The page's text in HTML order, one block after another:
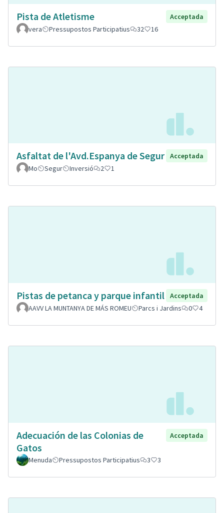
Pista de Atletisme
Acceptada
vera
Pressupostos Participatius 32 16
Asfaltat de l'Avd.Espanya de Segur
Acceptada
Mo
Segur Inversió 2 1
Pistas de petanca y parque infantil
Acceptada
AAVV LA MUNTANYA DE MÁS ROMEU
Parcs i Jardins 0 4
Adecuación de las Colonias de
Gatos
Acceptada
Menuda Pressupostos Participatius 3 3